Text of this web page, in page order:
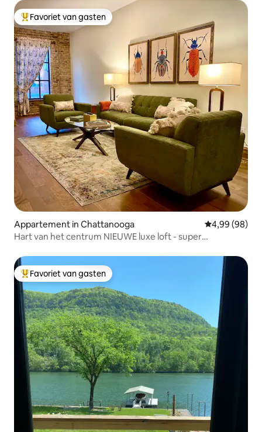
Topfavoriet van gasten
Favoriet van gasten
Appartement in Chattanooga Gemiddelde
4,99 (98)
Hart van het centrum NIEUWE luxe loft - super
Topfavoriet van gasten
Favoriet van gasten